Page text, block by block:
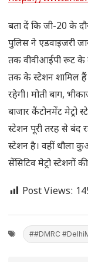
बता दें कि जी-20 के
पुलिस ने एडवाइजरी
तक वीवीआईपी रूट के
तक के स्टेशन शामिल हैं।
रहेगी। मोती बाग,
बाजार कैंटोनमेंट मेट्रो
स्टेशन पूरी तरह से बंद
स्टेशन है। वहीं धौला
सेंसिटिव मेट्रो स्टेशनों
Post Views:
##DMRC